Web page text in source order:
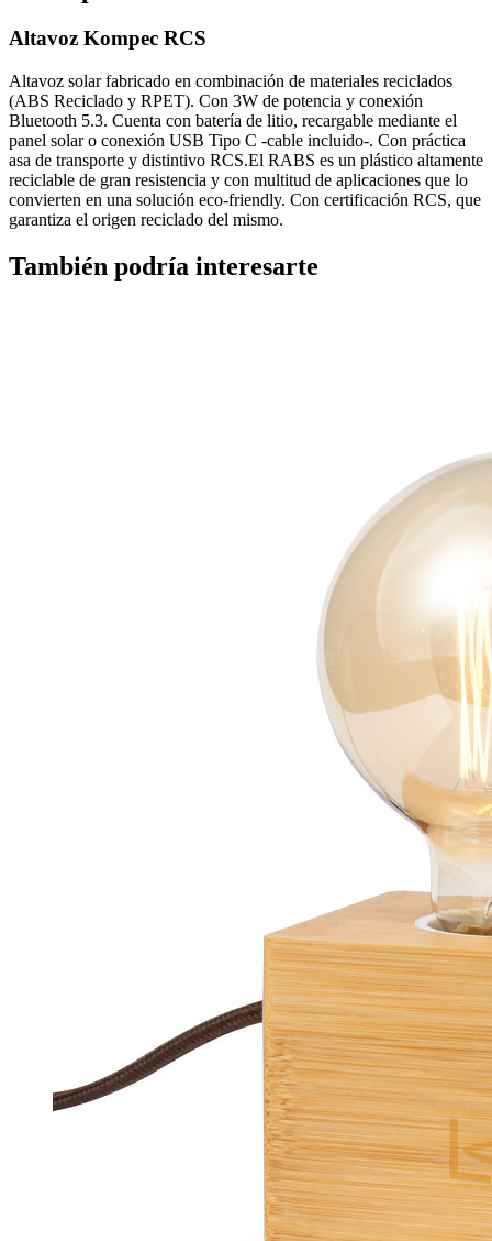
Altavoz Kompec RCS
Altavoz solar fabricado en combinación de materiales reciclados
(ABS Reciclado y RPET). Con 3W de potencia y conexión
Bluetooth 5.3. Cuenta con batería de litio, recargable mediante el
panel solar o conexión USB Tipo C -cable incluido-. Con práctica
asa de transporte y distintivo RCS.El RABS es un plástico altamente
reciclable de gran resistencia y con multitud de aplicaciones que lo
convierten en una solución eco-friendly. Con certificación RCS, que
garantiza el origen reciclado del mismo.
También podría interesarte